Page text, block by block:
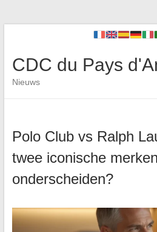
CDC du Pays
Nieuws
Polo Club vs Ralph
twee iconische
onderscheiden?